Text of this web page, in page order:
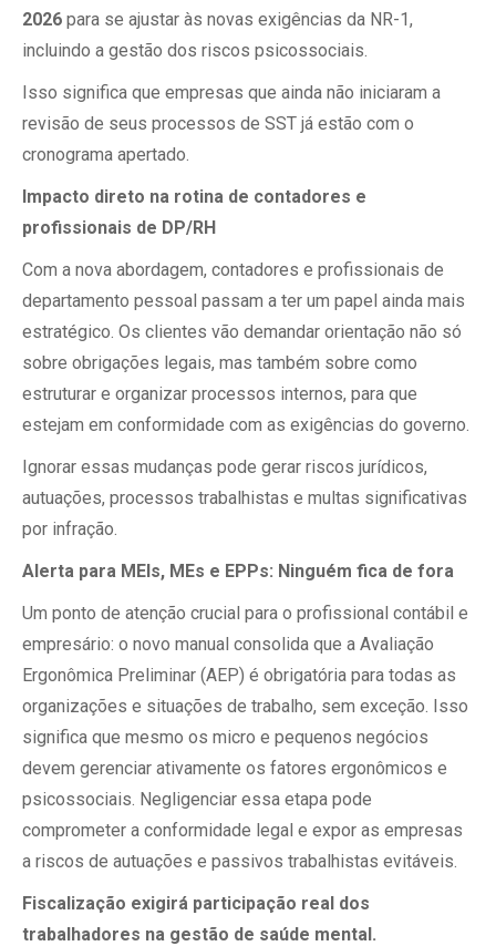
2026 para se ajustar às novas exigências da NR-1,
incluindo a gestão dos riscos psicossociais.
Isso significa que empresas que ainda não iniciaram a
revisão de seus processos de SST já estão com o
cronograma apertado.
Impacto direto na rotina de contadores e
profissionais de DP/RH
Com a nova abordagem, contadores e profissionais de
departamento pessoal passam a ter um papel ainda mais
estratégico. Os clientes vão demandar orientação não só
sobre obrigações legais, mas também sobre como
estruturar e organizar processos internos, para que
estejam em conformidade com as exigências do governo.
Ignorar essas mudanças pode gerar riscos jurídicos,
autuações, processos trabalhistas e multas significativas
por infração.
Alerta para MEIs, MEs e EPPs: Ninguém fica de fora
Um ponto de atenção crucial para o profissional contábil e
empresário: o novo manual consolida que a Avaliação
Ergonômica Preliminar (AEP) é obrigatória para todas as
organizações e situações de trabalho, sem exceção. Isso
significa que mesmo os micro e pequenos negócios
devem gerenciar ativamente os fatores ergonômicos e
psicossociais. Negligenciar essa etapa pode
comprometer a conformidade legal e expor as empresas
a riscos de autuações e passivos trabalhistas evitáveis.
Fiscalização exigirá participação real dos
trabalhadores na gestão de saúde mental.